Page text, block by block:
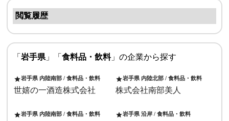
閲覧履歴
「岩手県」「食料品・飲料」の企業から探す
star岩手県 内陸南部 / 食料品・飲料
世嬉の一酒造株式会社
star岩手県 内陸北部 / 食料品・飲料
株式会社南部美人
star岩手県 内陸南部 / 食料品・飲料 star岩手県 沿岸 / 食料品・飲料